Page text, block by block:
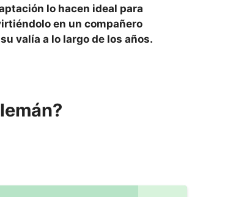
lo hacen ideal para
en un compañero
valía a lo largo de los años.